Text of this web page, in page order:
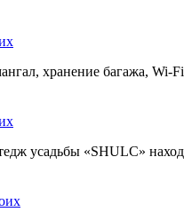
хранение багажа, Wi-
усадьбы «SHULC»